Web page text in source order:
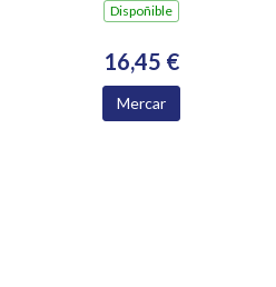
Dispoñible
16,45 €
Mercar